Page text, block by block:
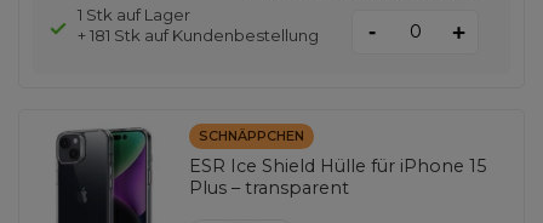
1 Stk auf Lager
+ 181 Stk auf Kundenbestellung
- +
SCHNÄPPCHEN
ESR Ice Shield Hülle für iPhone 15
Plus – transparent